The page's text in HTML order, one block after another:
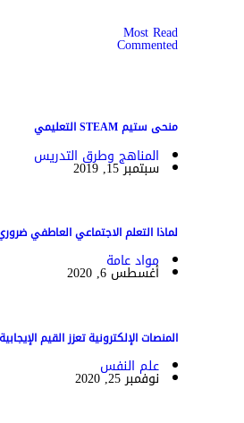
Most Read
Commented
منحى ستيم STEAM التعليمي
المناهج وطرق التدريس
سبتمبر 15, 2019
لماذا التعلم الاجتماعي العاطفي
مواد عامة
أغسطس 6, 2020
المنصات الإلكترونية تعزز القيم
علم النفس
نوفمبر 25, 2020